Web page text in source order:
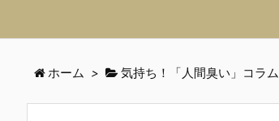
ホーム > 気持ち！「人間臭い」コラム